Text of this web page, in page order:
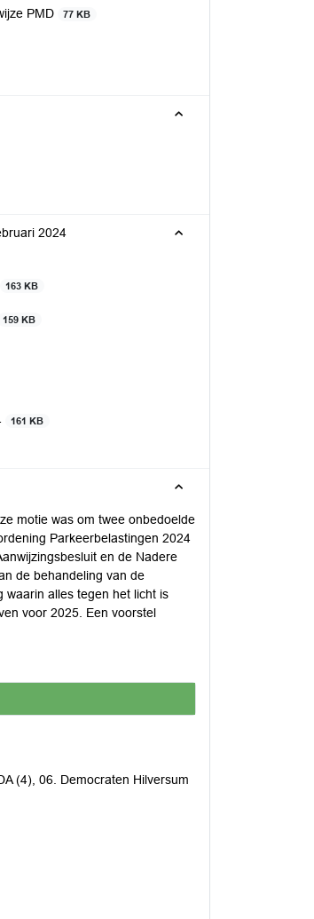
PMD
77 KB
2024
163 KB
159 KB
161 KB
motie was om twee onbedoelde
Parkeerbelastingen 2024
en de Nadere
de behandeling van de
waarin alles tegen het licht is
voor 2025. Een voorstel
(4), 06. Democraten Hilversum